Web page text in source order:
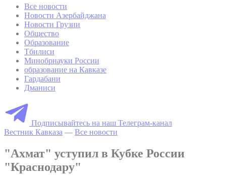
Все новости
Новости Азербайджана
Новости Грузии
Общество
Образование
Тбилиси
Минобрнауки России
образование на Кавказе
Гардабани
Дманиси
Подписывайтесь на наш Телеграм-канал
Вестник Кавказа — Все новости
"Ахмат" уступил в Кубке России
"Краснодару"